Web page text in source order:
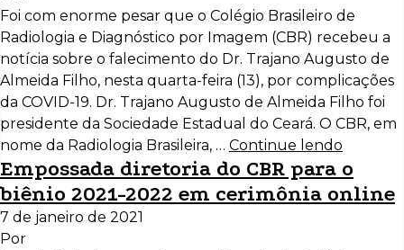
Foi com enorme pesar que o Colégio Brasileiro de
Radiologia e Diagnóstico por Imagem (CBR) recebeu a
notícia sobre o falecimento do Dr. Trajano Augusto de
Almeida Filho, nesta quarta-feira (13), por complicações
da COVID-19. Dr. Trajano Augusto de Almeida Filho foi
presidente da Sociedade Estadual do Ceará. O CBR, em
nome da Radiologia Brasileira, … Continue lendo
Empossada diretoria do CBR para o
biênio 2021-2022 em cerimônia online
7 de janeiro de 2021
Por